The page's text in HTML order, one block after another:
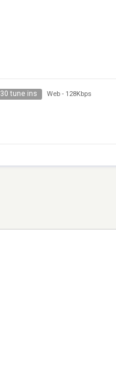
30 tune ins Web - 128Kbps